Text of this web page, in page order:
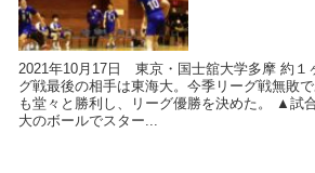
2021年10月17日 東京・国士舘大学多摩 約１
グ戦最後の相手は東海大。今季リーグ戦無敗
も堂々と勝利し、リーグ優勝を決めた。 ▲試
大のボールでスター...